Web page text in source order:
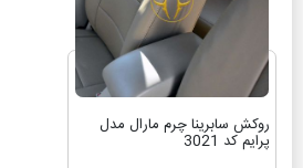
روکش سابرینا چرم مارال مدل
پرایم کد 3021